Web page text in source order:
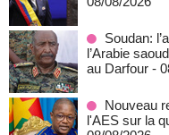
Soudan:
l’Arabie
au Darfour -
Nouveau
l'AES sur la